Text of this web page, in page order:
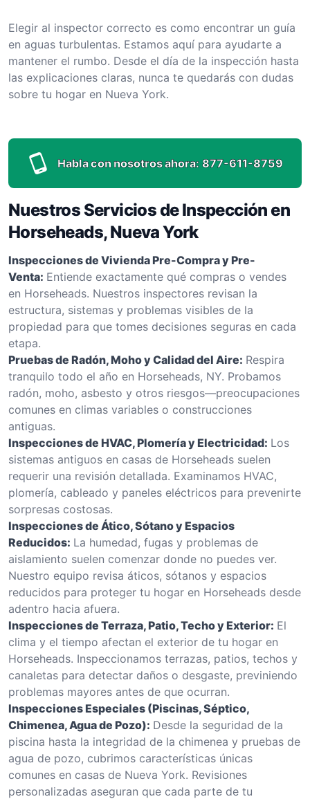
Elegir al inspector correcto es como encontrar un guía
en aguas turbulentas. Estamos aquí para ayudarte a
mantener el rumbo. Desde el día de la inspección hasta
las explicaciones claras, nunca te quedarás con dudas
sobre tu hogar en Nueva York.
Habla con nosotros ahora: 877-611-8759
Nuestros Servicios de Inspección en
Horseheads, Nueva York
Inspecciones de Vivienda Pre-Compra y Pre-
Venta: Entiende exactamente qué compras o vendes
en Horseheads. Nuestros inspectores revisan la
estructura, sistemas y problemas visibles de la
propiedad para que tomes decisiones seguras en cada
etapa.
Pruebas de Radón, Moho y Calidad del Aire: Respira
tranquilo todo el año en Horseheads, NY. Probamos
radón, moho, asbesto y otros riesgos—preocupaciones
comunes en climas variables o construcciones
antiguas.
Inspecciones de HVAC, Plomería y Electricidad: Los
sistemas antiguos en casas de Horseheads suelen
requerir una revisión detallada. Examinamos HVAC,
plomería, cableado y paneles eléctricos para prevenirte
sorpresas costosas.
Inspecciones de Ático, Sótano y Espacios
Reducidos: La humedad, fugas y problemas de
aislamiento suelen comenzar donde no puedes ver.
Nuestro equipo revisa áticos, sótanos y espacios
reducidos para proteger tu hogar en Horseheads desde
adentro hacia afuera.
Inspecciones de Terraza, Patio, Techo y Exterior: El
clima y el tiempo afectan el exterior de tu hogar en
Horseheads. Inspeccionamos terrazas, patios, techos y
canaletas para detectar daños o desgaste, previniendo
problemas mayores antes de que ocurran.
Inspecciones Especiales (Piscinas, Séptico,
Chimenea, Agua de Pozo): Desde la seguridad de la
piscina hasta la integridad de la chimenea y pruebas de
agua de pozo, cubrimos características únicas
comunes en casas de Nueva York. Revisiones
personalizadas aseguran que cada parte de tu